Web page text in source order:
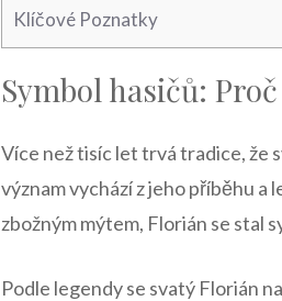
Klíčové⁤ Poznatky
Symbol ⁤hasičů:
Více ‌než tisíc let trvá tradice, že
význam vychází z jeho‍ příběhu
zbožným mýtem, Florián se stal
Podle​ legendy se ‍svatý Florián